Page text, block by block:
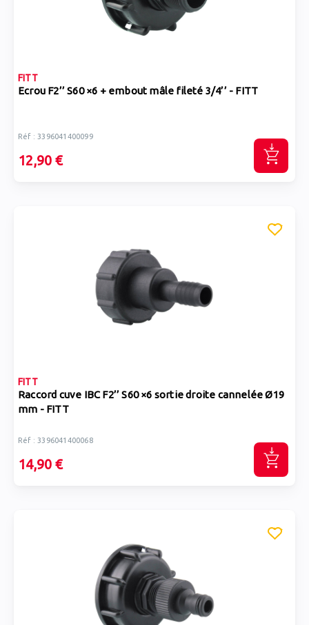
FITT
Ecrou F2’’ S60 ×6 + embout mâle fileté 3/4’’ - FITT
Réf : 3396041400099
12,90 €
FITT
Raccord cuve IBC F2’’ S60 ×6 sortie droite cannelée Ø19
mm - FITT
Réf : 3396041400068
14,90 €